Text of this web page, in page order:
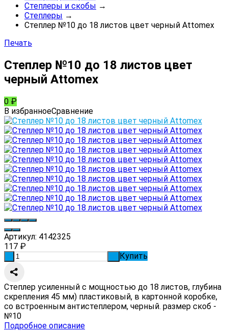
Степлеры и скобы →
Степлеры →
Степлер №10 до 18 листов цвет черный Attomex
Печать
Степлер №10 до 18 листов цвет
черный Attomex
0 ₽
В избранноеСравнение
Артикул: 4142325
117 ₽
Купить
Степлер усиленный с мощностью до 18 листов, глубина
скрепления 45 мм) пластиковый, в картонной коробке,
со встроенным антистеплером, черный. размер скоб -
№10
Подробное описание